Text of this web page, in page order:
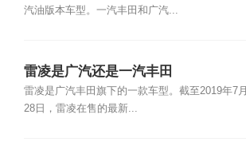
汽油版本车型。一汽丰田和广汽...
雷凌是广汽还是一汽丰田
雷凌是广汽丰田旗下的一款车型。截至2019年7月
28日，雷凌在售的最新...